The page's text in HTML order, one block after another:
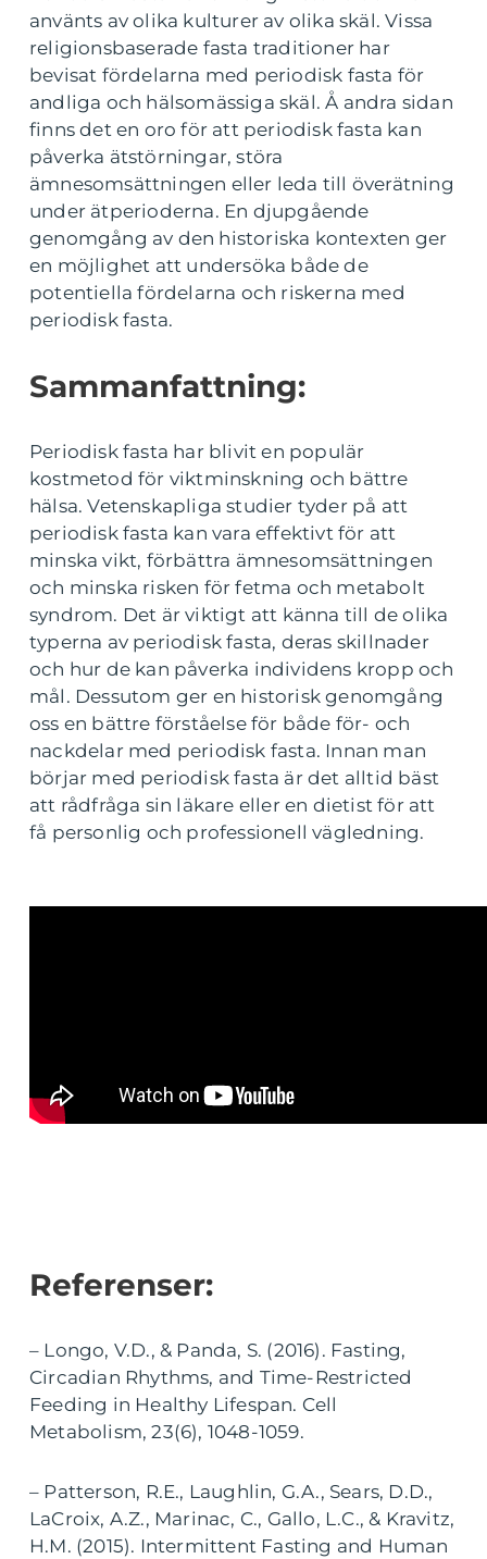
använts av olika kulturer av olika skäl. Vissa
religionsbaserade fasta traditioner har
bevisat fördelarna med periodisk fasta för
andliga och hälsomässiga skäl. Å andra sidan
finns det en oro för att periodisk fasta kan
påverka ätstörningar, störa
ämnesomsättningen eller leda till överätning
under ätperioderna. En djupgående
genomgång av den historiska kontexten ger
en möjlighet att undersöka både de
potentiella fördelarna och riskerna med
periodisk fasta.
Sammanfattning:
Periodisk fasta har blivit en populär
kostmetod för viktminskning och bättre
hälsa. Vetenskapliga studier tyder på att
periodisk fasta kan vara effektivt för att
minska vikt, förbättra ämnesomsättningen
och minska risken för fetma och metabolt
syndrom. Det är viktigt att känna till de olika
typerna av periodisk fasta, deras skillnader
och hur de kan påverka individens kropp och
mål. Dessutom ger en historisk genomgång
oss en bättre förståelse för både för- och
nackdelar med periodisk fasta. Innan man
börjar med periodisk fasta är det alltid bäst
att rådfråga sin läkare eller en dietist för att
få personlig och professionell vägledning.
Referenser:
– Longo, V.D., & Panda, S. (2016). Fasting,
Circadian Rhythms, and Time-Restricted
Feeding in Healthy Lifespan. Cell
Metabolism, 23(6), 1048-1059.
– Patterson, R.E., Laughlin, G.A., Sears, D.D.,
LaCroix, A.Z., Marinac, C., Gallo, L.C., & Kravitz,
H.M. (2015). Intermittent Fasting and Human